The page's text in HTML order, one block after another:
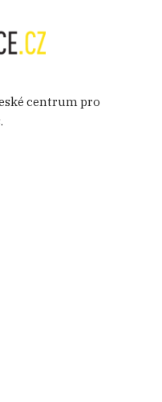
centrum pro